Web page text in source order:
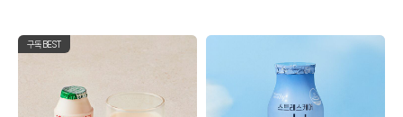
구독BEST